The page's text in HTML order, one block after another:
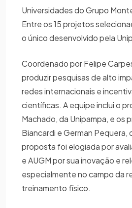
Universidades do Grupo
Entre os 15 projetos
o único desenvolvido pela
Coordenado por Felipe
produzir pesquisas de alto
redes internacionais e
científicas. A equipe inclui o
Machado, da Unipampa, e os
Biancardi e German Pequera,
proposta foi elogiada por
e AUGM por sua inovação e
especialmente no campo da
treinamento físico.